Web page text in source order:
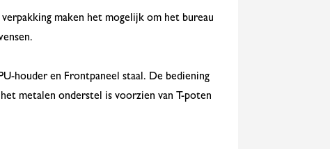
maken het mogelijk om het bureau
houder en Frontpaneel staal. De bediening
metalen onderstel is voorzien van T-poten